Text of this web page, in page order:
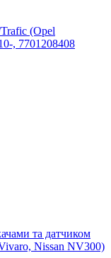
(Opel
, 7701208408
та датчиком
Nissan NV300)